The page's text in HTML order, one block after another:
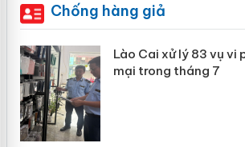
Chống hàng giả
Lào Cai xử lý 83 vụ vi
mại trong tháng 7